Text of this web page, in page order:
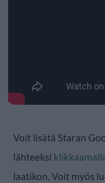
Voit lisätä Staran
lähteeksi
laatikon. Voit myös